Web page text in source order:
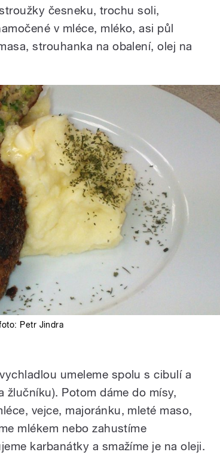
česneku, trochu soli,
v mléce, mléko, asi půl
strouhanka na obalení, olej na
Petr Jindra
umeleme spolu s cibulí a
žlučníku). Potom dáme do mísy,
vejce, majoránku, mleté maso,
mlékem nebo zahustíme
karbanátky a smažíme je na oleji.